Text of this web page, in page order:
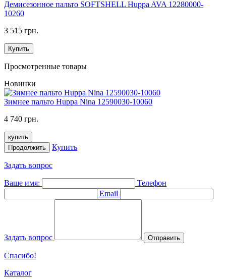
Демисезонное пальто SOFTSHELL Huppa AVA 12280000-
10260
3 515 грн.
Купить
Просмотренные товары
Новинки
Зимнее пальто Huppa Nina 12590030-10060
4 740 грн.
купить
Продолжить
Купить
Задать вопрос
Ваше имя:
Телефон
Email
Задать вопрос Отправить
Спасибо!
Каталог